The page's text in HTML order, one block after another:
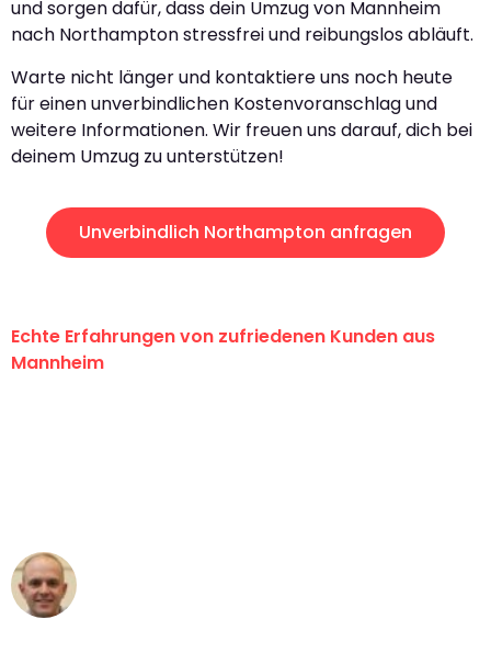
und sorgen dafür, dass dein Umzug von Mannheim
nach Northampton stressfrei und reibungslos abläuft.
Warte nicht länger und kontaktiere uns noch heute
für einen unverbindlichen Kostenvoranschlag und
weitere Informationen. Wir freuen uns darauf, dich bei
deinem Umzug zu unterstützen!
Unverbindlich Northampton anfragen
Echte Erfahrungen von zufriedenen Kunden aus
Mannheim